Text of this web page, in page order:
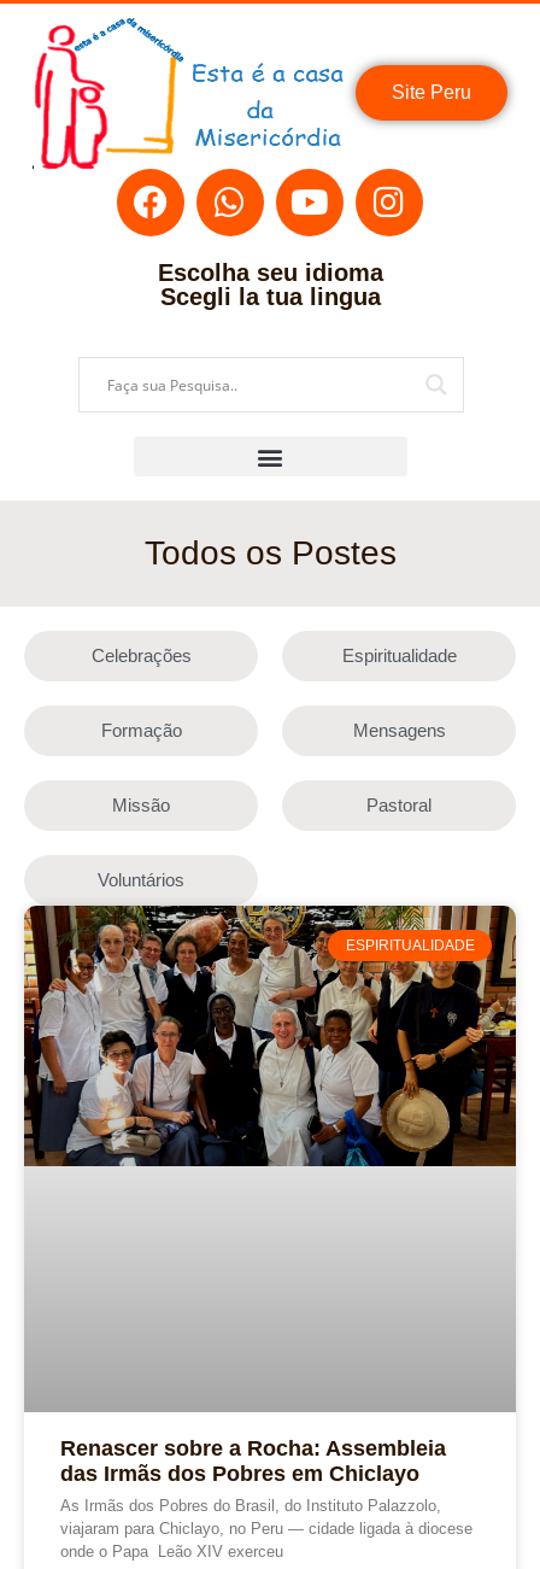
Site Peru
Escolha seu idioma
Scegli la tua lingua
Todos os Postes
Celebrações Espiritualidade
Formação Mensagens
Missão Pastoral
Voluntários
ESPIRITUALIDADE
Renascer sobre a Rocha: Assembleia
das Irmãs dos Pobres em Chiclayo
As Irmãs dos Pobres do Brasil, do Instituto Palazzolo,
viajaram para Chiclayo, no Peru — cidade ligada à diocese
onde o Papa Leão XIV exerceu